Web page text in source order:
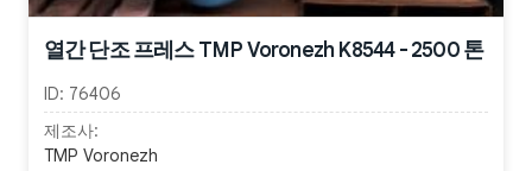
열간 단조 프레스 TMP Voronezh K8544 - 2500 톤
ID: 76406
제조사:
TMP Voronezh